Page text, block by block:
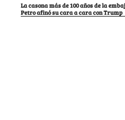
La casona más de 100 años de la
Petro afinó su cara a cara con Trump